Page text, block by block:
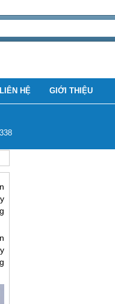
LIÊN HỆ GIỚI THIỆU